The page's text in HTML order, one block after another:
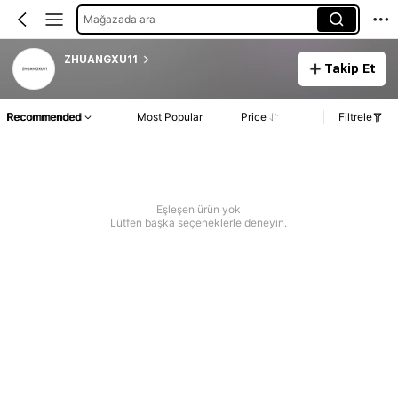
Mağazada ara
ZHUANGXU11
Takip Et
Recommended Most Popular Price Filtrele
Eşleşen ürün yok
Lütfen başka seçeneklerle deneyin.